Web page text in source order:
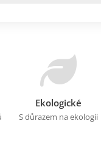
Ekologické
S důrazem na ekologii